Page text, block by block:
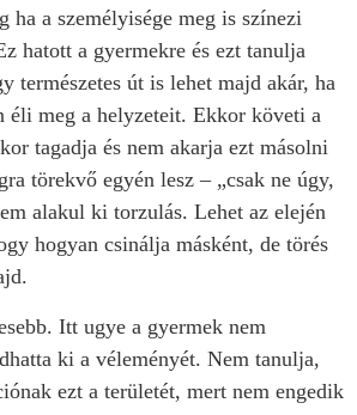
ha a személyisége meg is színezi
hatott a gyermekre és ezt tanulja
természetes út is lehet majd akár, ha
éli meg a helyzeteit. Ekkor követi a
tagadja és nem akarja ezt másolni
törekvő egyén lesz – „csak ne úgy,
alakul ki torzulás. Lehet az elején
hogyan csinálja másként, de törés
Itt ugye a gyermek nem
ki a véleményét. Nem tanulja,
ezt a területét, mert nem engedik